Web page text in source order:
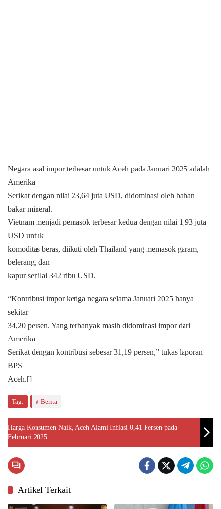
Negara asal impor terbesar untuk Aceh pada Januari 2025 adalah
Amerika
Serikat dengan nilai 23,64 juta USD, didominasi oleh bahan
bakar mineral.
Vietnam menjadi pemasok terbesar kedua dengan nilai 1,93 juta
USD untuk
komoditas beras, diikuti oleh Thailand yang memasok garam,
belerang, dan
kapur senilai 342 ribu USD.
“Kontribusi impor ketiga negara selama Januari 2025 hanya
sekitar
34,20 persen. Yang terbanyak masih didominasi impor dari
Amerika
Serikat dengan kontribusi sebesar 31,19 persen,” tukas laporan
BPS
Aceh.[]
Tag: Berita
Harga Konsumen Naik, Aceh Alami Inflasi 0,41 Persen pada
Februari 2025
Artikel Terkait